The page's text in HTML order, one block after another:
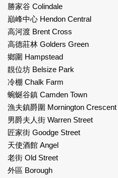
勝家谷 Colindale
巔峰中心 Hendon Central
高河渡 Brent Cross
高德莊林 Golders Green
鄉圍 Hampstead
靚位坊 Belsize Park
冷棚 Chalk Farm
蜿蜒谷鎮 Camden Town
漁夫鎮爵圍 Mornington Crescent
男爵夫人街 Warren Street
匠家街 Goodge Street
天使酒館 Angel
老街 Old Street
外區 Borough